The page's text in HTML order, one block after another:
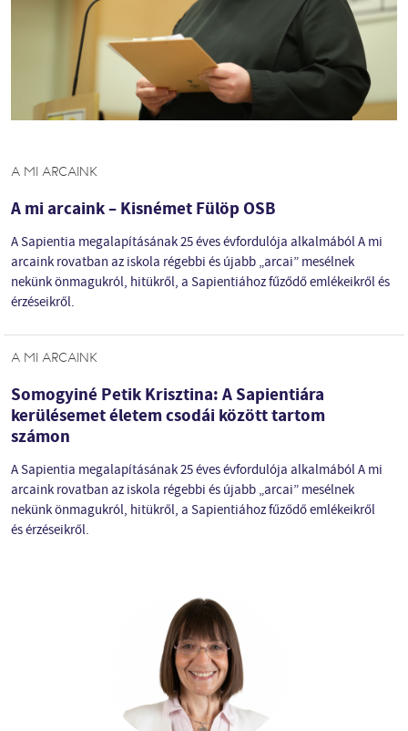
A MI ARCAINK
A mi arcaink – Kisnémet Fülöp OSB
A Sapientia megalapításának 25 éves évfordulója alkalmából A mi
arcaink rovatban az iskola régebbi és újabb „arcai” mesélnek
nekünk önmagukról, hitükről, a Sapientiához fűződő emlékeikről és
érzéseikről.
A MI ARCAINK
Somogyiné Petik Krisztina: A Sapientiára
kerülésemet életem csodái között tartom
számon
A Sapientia megalapításának 25 éves évfordulója alkalmából A mi
arcaink rovatban az iskola régebbi és újabb „arcai” mesélnek
nekünk önmagukról, hitükről, a Sapientiához fűződő emlékeikről
és érzéseikről.